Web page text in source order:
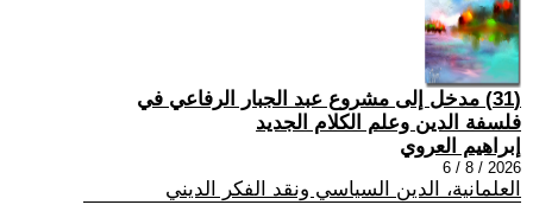
(31) مدخل إلى مشروع عبد الجبار الرفاعي في
فلسفة الدين وعلم الكلام الجديد
إبراهيم العروي
2026 / 8 / 6
العلمانية، الدين السياسي ونقد الفكر الديني